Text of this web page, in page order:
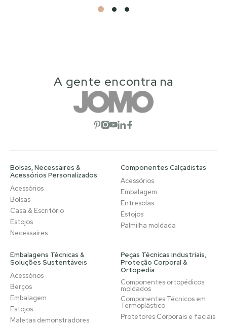
A gente encontra na
Abrir rede social
Abrir rede social
Abrir rede social
Abrir rede social
Abrir rede social
Bolsas, Necessaires &
Acessórios Personalizados
Acessórios
Bolsas
Casa & Escritório
Estojos
Necessaires
Componentes Calçadistas
Acessórios
Embalagem
Entresolas
Estojos
Palmilha moldada
Embalagens Técnicas &
Soluções Sustentáveis
Acessórios
Berços
Embalagem
Estojos
Maletas demonstradores
Peças Técnicas Industriais,
Proteção Corporal &
Ortopedia
Componentes ortopédicos
moldados
Componentes Técnicos em
Termoplástico
Protetores Corporais e faciais